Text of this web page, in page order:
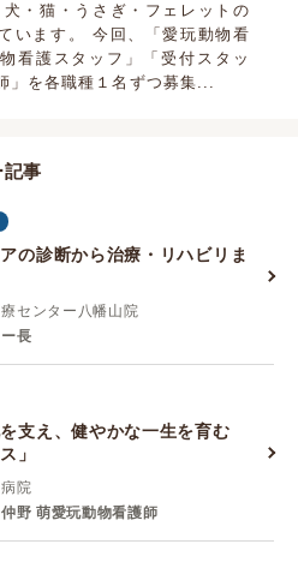
・猫・うさぎ・フェレットの
います。 今回、「愛玩動物看
看護スタッフ」「受付スタッ
」を各職種１名ずつ募集...
記事
の診断から治療・リハビリま
センター八幡山院
長
支え、健やかな一生を育む
」
院
仲野 萌愛玩動物看護師